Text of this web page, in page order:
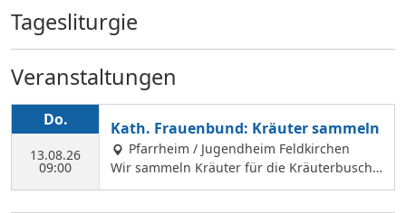
Tagesliturgie
Veranstaltungen
Do.
13.08.26
09:00
Kath. Frauenbund: Kräuter sammeln
Pfarrheim / Jugendheim Feldkirchen
Wir sammeln Kräuter für die Kräuterbusche
n, die wir am 14. August binden und an Mar